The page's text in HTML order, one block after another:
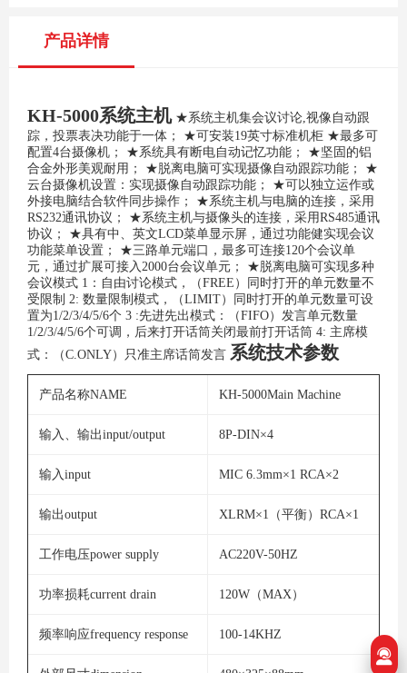
产品详情
KH-5000系统主机 ★系统主机集会议讨论,视像自动跟
踪，投票表决功能于一体；
★可安装19英寸标准机柜 ★最多可
配置4台摄像机；
★系统具有断电自动记忆功能；
★坚固的铝
合金外形美观耐用；
★脱离电脑可实现摄像自动跟踪功能；
★
云台摄像机设置：实现摄像自动跟踪功能；
★可以独立运作或
外接电脑结合软件同步操作；
★系统主机与电脑的连接，采用
RS232通讯协议；
★系统主机与摄像头的连接，采用RS485通讯
协议；
★具有中、英文LCD菜单显示屏，通过功能健实现会议
功能菜单设置；
★三路单元端口，最多可连接120个会议单
元，通过扩展可接入2000台会议单元；
★脱离电脑可实现多种
会议模式 1：自由讨论模式，（FREE）同时打开的单元数量不
受限制 2: 数量限制模式，（LIMIT）同时打开的单元数量可设
置为1/2/3/4/5/6个 3 :先进先出模式：（FIFO）发言单元数量
1/2/3/4/5/6个可调，后来打开话筒关闭最前打开话筒 4: 主席模
式：（C.ONLY）只准主席话筒发言 系统技术参数
产品名称NAME KH-5000Main Machine
输入、输出input/output 8P-DIN×4
输入input MIC 6.3mm×1 RCA×2
输出output XLRM×1（平衡）RCA×1
工作电压power supply AC220V-50HZ
功率损耗current drain 120W（MAX）
频率响应frequency response 100-14KHZ